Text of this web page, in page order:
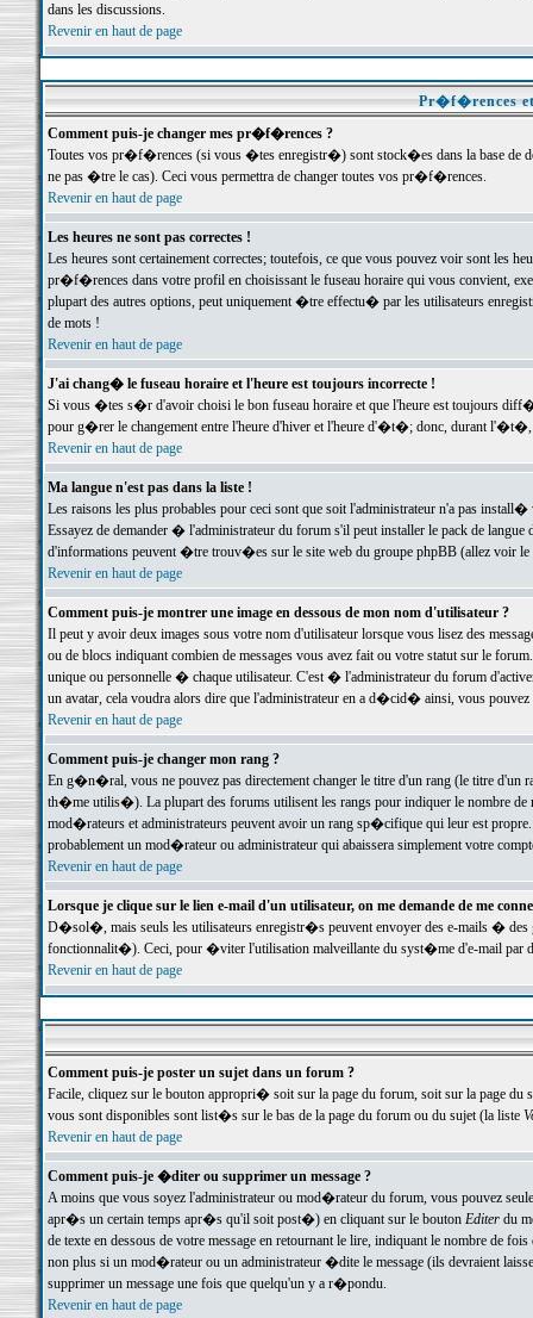
dans les discussions.
Revenir en haut de page
Pr�f�rences
Comment puis-je changer mes pr�f�rences ?
Toutes vos pr�f�rences (si vous �tes enregistr�) sont stock�es dans la base de
ne pas �tre le cas). Ceci vous permettra de changer toutes vos pr�f�rences.
Revenir en haut de page
Les heures ne sont pas correctes !
Les heures sont certainement correctes; toutefois, ce que vous pouvez voir sont
pr�f�rences dans votre profil en choisissant le fuseau horaire qui vous convient,
plupart des autres options, peut uniquement �tre effectu� par les utilisateurs
de mots !
Revenir en haut de page
J'ai chang� le fuseau horaire et l'heure est toujours incorrecte !
Si vous �tes s�r d'avoir choisi le bon fuseau horaire et que l'heure est toujours
pour g�rer le changement entre l'heure d'hiver et l'heure d'�t�; donc, durant
Revenir en haut de page
Ma langue n'est pas dans la liste !
Les raisons les plus probables pour ceci sont que soit l'administrateur n'a pas
Essayez de demander � l'administrateur du forum s'il peut installer le pack de
d'informations peuvent �tre trouv�es sur le site web du groupe phpBB (allez voir le
Revenir en haut de page
Comment puis-je montrer une image en dessous de mon nom d'utilisateur ?
Il peut y avoir deux images sous votre nom d'utilisateur lorsque vous lisez des
ou de blocs indiquant combien de messages vous avez fait ou votre statut sur le
unique ou personnelle � chaque utilisateur. C'est � l'administrateur du forum
un avatar, cela voudra alors dire que l'administrateur en a d�cid� ainsi, vous
Revenir en haut de page
Comment puis-je changer mon rang ?
En g�n�ral, vous ne pouvez pas directement changer le titre d'un rang (le titre d'un
th�me utilis�). La plupart des forums utilisent les rangs pour indiquer le nombre de
mod�rateurs et administrateurs peuvent avoir un rang sp�cifique qui leur est
probablement un mod�rateur ou administrateur qui abaissera simplement votre
Revenir en haut de page
Lorsque je clique sur le lien e-mail d'un utilisateur, on me demande de me
D�sol�, mais seuls les utilisateurs enregistr�s peuvent envoyer des e-mails �
fonctionnalit�). Ceci, pour �viter l'utilisation malveillante du syst�me d'e-mail par
Revenir en haut de page
Comment puis-je poster un sujet dans un forum ?
Facile, cliquez sur le bouton appropri� soit sur la page du forum, soit sur la page du
vous sont disponibles sont list�s sur le bas de la page du forum ou du sujet (la liste
Revenir en haut de page
Comment puis-je �diter ou supprimer un message ?
A moins que vous soyez l'administrateur ou mod�rateur du forum, vous pouvez
apr�s un certain temps apr�s qu'il soit post�) en cliquant sur le bouton Editerdu
de texte en dessous de votre message en retournant le lire, indiquant le nombre
non plus si un mod�rateur ou un administrateur �dite le message (ils devraient
supprimer un message une fois que quelqu'un y a r�pondu.
Revenir en haut de page